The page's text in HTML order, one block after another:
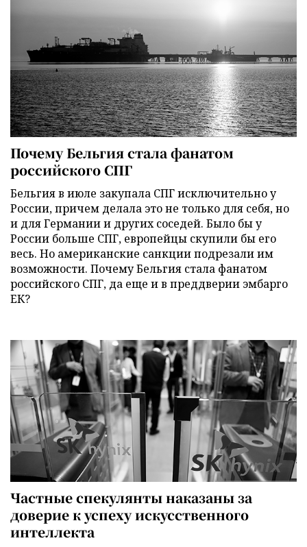
Почему Бельгия стала фанатом
российского СПГ
Бельгия в июле закупала СПГ исключительно у
России, причем делала это не только для себя, но
и для Германии и других соседей. Было бы у
России больше СПГ, европейцы скупили бы его
весь. Но американские санкции подрезали им
возможности. Почему Бельгия стала фанатом
российского СПГ, да еще и в преддверии эмбарго
ЕК?
Частные спекулянты наказаны за
доверие к успеху искусственного
интеллекта